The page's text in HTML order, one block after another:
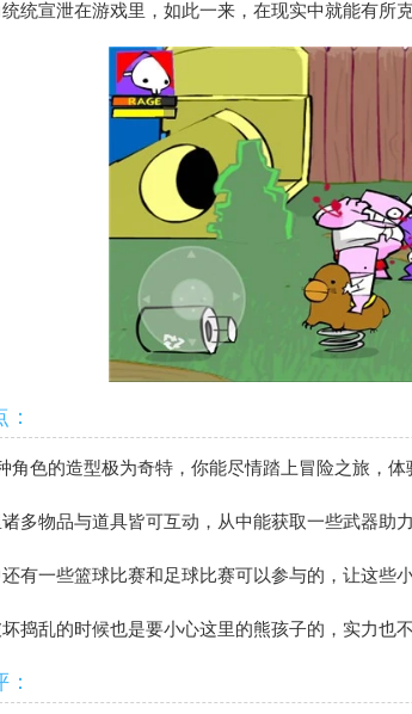
统宣泄在游戏里，如此一来，在现实中就能有所
角色的造型极为奇特，你能尽情踏上冒险之旅，体
多物品与道具皆可互动，从中能获取一些武器助
有一些篮球比赛和足球比赛可以参与的，让这些
捣乱的时候也是要小心这里的熊孩子的，实力也